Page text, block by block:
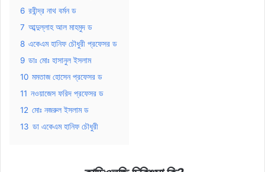
6 রবীন্দ্র নাথ বর্মন ড
7 আব্দুল্লাহ আল মাহমুদ ড
8 একেএম হানিফ চৌধুরী প্রফেসর ড
9 ডাঃ মোঃ হাসানুল ইসলাম
10 মমতাজ হোসেন প্রফেসর ড
11 নওয়াজেস ফরিদ প্রফেসর ড
12 মোঃ নজরুল ইসলাম ড
13 ডা একেএম হানিফ চৌধুরী